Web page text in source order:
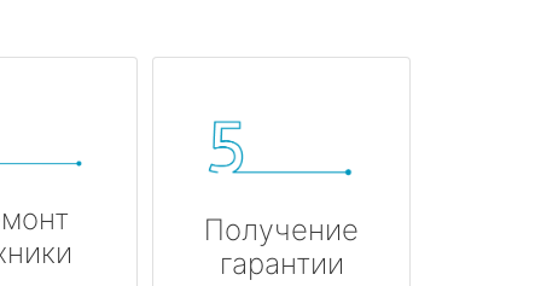
Получение
гарантии